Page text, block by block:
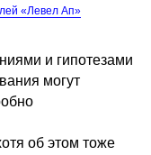
«Левел Ап»
и гипотезами
могут
об этом тоже